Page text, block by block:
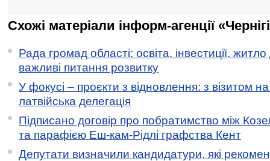
Схожі матеріали інформ-агенції
Рада громад області: освіта, інвестиції,
важливі питання розвитку
У фокусі – проєкти з відновлення: з візитом
латвійська делегація
Підписано договір про побратимство між
та парафією Еш-кам-Рідлі графства Кент
Депутати визначили кандидатури, які